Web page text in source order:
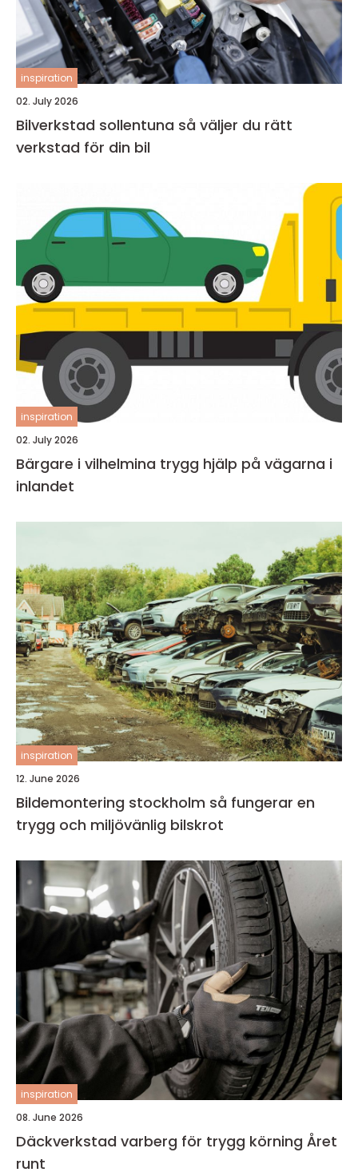
inspiration
02. July 2026
Bilverkstad sollentuna så väljer du rätt
verkstad för din bil
inspiration
02. July 2026
Bärgare i vilhelmina trygg hjälp på vägarna i
inlandet
inspiration
12. June 2026
Bildemontering stockholm så fungerar en
trygg och miljövänlig bilskrot
inspiration
08. June 2026
Däckverkstad varberg för trygg körning Året
runt